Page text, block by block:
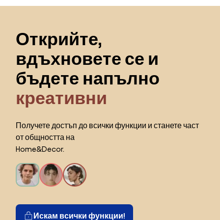
Открийте,
вдъхновете се и
бъдете напълно
креативни
Получете достъп до всички функции и станете част
от общността на
Home&Decor.
Искам всички функции!